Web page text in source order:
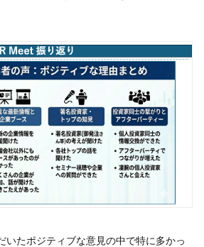
いたポジティブな意見の中で特に多かっ